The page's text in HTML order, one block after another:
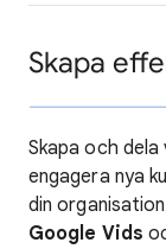
Skapa
Skapa och
engagera nya
din
Google Vids